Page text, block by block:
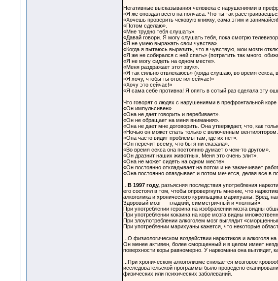
Негативные высказывания человека с нарушениями в
«Я же опоздал всего на полчаса. Что ты так
«Хочешь проверить чековую книжку, сама этим и
«Потом сделаю».
«Мне трудно тебя слушать».
«Давай говори. Я могу слушать тебя, пока смотрю телевизор
«Я не умею выражать свои чувства».
«Когда я пытаюсь выразить, что я чувствую, мои мозги
«Я же не собирался с ней спать» (потратить так много,
«Я не могу сидеть на одном месте».
«Меня раздражает этот звук».
«Я так сильно отвлекаюсь» (когда слушаю, во время секса,
«Я хочу, чтобы ты ответил сейчас!»
«Хочу это сейчас!»
«Я сама себе противна! Я опять в сотый раз сделала эту
Что говорят о людях с нарушениями в префронтальной коре
«Он импульсивен».
«Она не дает говорить и перебивает».
«Он не обращает на меня внимания».
«Она не дает мне договорить. Она утверждает, что, как
«Ночью он может спать только с включенным
«Она часто видит проблемы там, где их нет».
«Он перечит всему, что бы я ни сказала».
«Во время секса она постоянно думает о чем-то другом».
«Он дразнит наших животных. Меня это очень злит».
«Она не может сидеть на одном месте».
«Он постоянно откладывает на потом и не заканчивает
«Она постоянно опаздывает и потом мечется, делая все в
В 1997 году, разъясняя последствия употребления
его состоял в том, чтобы опровергнуть мнение, что
алкоголика и хронического курильщика марихуаны. Вред,
Здоровый мозг — гладкий, симметричный и «полный».
При употреблении героина на изображении мозга видны
При употреблении кокаина на коре мозга видны
При злоупотреблении алкоголем мозг выглядит
При употреблении марихуаны кажется, что некоторые
...О физиологическом воздействии наркотиков и алкоголя
Он менее активен, более сморщенный и в целом имеет
поверхности коры равномерно. У наркомана она выглядит,
...При хроническом алкоголизме снижается мозговое
исследовательской программы было проведено
физических или психических заболеваний.